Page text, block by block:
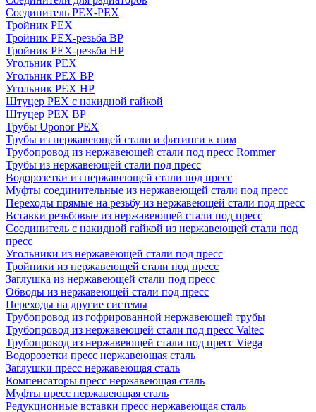
Соединитель PEX-PEX
Тройник PEX
Тройник PEX-резьба ВР
Тройник PEX-резьба НР
Угольник PEX
Угольник PEX ВР
Угольник PEX НР
Штуцер PEX c накидной гайкой
Штуцер PEX ВР
Трубы Uponor PEX
Трубы из нержавеющей стали и фитинги к ним
Трубопровод из нержавеющей стали под пресс Rommer
Трубы из нержавеющей стали под пресс
Водорозетки из нержавеющей стали под пресс
Муфты соединительные из нержавеющей стали под пресс
Переходы прямые на резьбу из нержавеющей стали под пресс
Вставки резьбовые из нержавеющей стали под пресс
Соединитель с накидной гайкой из нержавеющей стали под
пресс
Угольники из нержавеющей стали под пресс
Тройники из нержавеющей стали под пресс
Заглушка из нержавеющей стали под пресс
Обводы из нержавеющей стали под пресс
Переходы на другие системы
Трубопровод из гофрированной нержавеющей трубы
Трубопровод из нержавеющей стали под пресс Valtec
Трубопровод из нержавеющей стали под пресс Viega
Водорозетки пресс нержавеющая сталь
Заглушки пресс нержавеющая сталь
Компенсаторы пресс нержавеющая сталь
Муфты пресс нержавеющая сталь
Редукционные вставки пресс нержавеющая сталь